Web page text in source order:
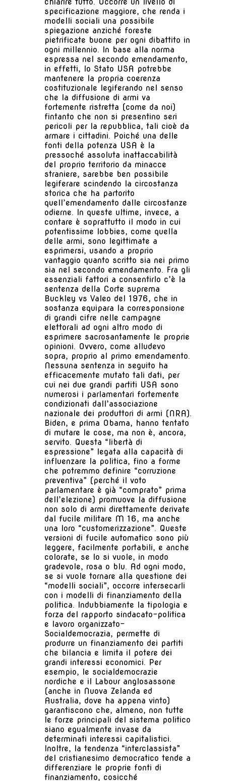
chiarire tutto. Occorre un livello di
specificazione maggiore, che renda i
modelli sociali una possibile
spiegazione anziché foreste
pietrificate buone per ogni dibattito in
ogni millennio. In base alla norma
espressa nel secondo emendamento,
in effetti, lo Stato USA potrebbe
mantenere la propria coerenza
costituzionale legiferando nel senso
che la diffusione di armi va
fortemente ristretta (come da noi)
fintanto che non si presentino seri
pericoli per la repubblica, tali cioè da
armare i cittadini. Poiché una delle
fonti della potenza USA è la
pressoché assoluta inattaccabilità
del proprio territorio da minacce
straniere, sarebbe ben possibile
legiferare scindendo la circostanza
storica che ha partorito
quell’emendamento dalle circostanze
odierne. In queste ultime, invece, a
contare è soprattutto il modo in cui
potentissime lobbies, come quella
delle armi, sono legittimate a
esprimersi, usando a proprio
vantaggio quanto scritto sia nei primo
sia nel secondo emendamento. Fra gli
essenziali fattori a consentirlo c’è la
sentenza della Corte suprema
Buckley vs Valeo del 1976, che in
sostanza equipara la corresponsione
di grandi cifre nelle campagne
elettorali ad ogni altro modo di
esprimere sacrosantamente le proprie
opinioni. Ovvero, come alludevo
sopra, proprio al primo emendamento.
Nessuna sentenza in seguito ha
efficacemente mutato tali dati, per
cui nei due grandi partiti USA sono
numerosi i parlamentari fortemente
condizionati dall’associazione
nazionale dei produttori di armi (NRA).
Biden, e prima Obama, hanno tentato
di mutare le cose, ma non è, ancora,
servito. Questa “libertà di
espressione” legata alla capacità di
influenzare la politica, fino a forme
che potremmo definire “corruzione
preventiva” (perché il voto
parlamentare è già “comprato” prima
dell’elezione) promuove la diffusione
non solo di armi direttamente derivate
dal fucile militare M 16, ma anche
una loro “customerizzazione”. Queste
versioni di fucile automatico sono più
leggere, facilmente portabili, e anche
colorate, se lo si vuole, in modo
gradevole, rosa o blu. Ad ogni modo,
se si vuole tornare alla questione dei
“modelli sociali”, occorre intersecarli
con i modelli di finanziamento della
politica. Indubbiamente la tipologia e
forza del rapporto sindacato-politica
e lavoro organizzato-
Socialdemocrazia, permette di
produrre un finanziamento dei partiti
che bilancia e limita il potere dei
grandi interessi economici. Per
esempio, le socialdemocrazie
nordiche e il Labour anglosassone
(anche in Nuova Zelanda ed
Australia, dove ha appena vinto)
garantiscono che, almeno, non tutte
le forze principali del sistema politico
siano egualmente invase da
determinati interessi capitalistici.
Inoltre, la tendenza “interclassista”
del cristianesimo democratico tende a
differenziare le proprie fonti di
finanziamento, cosicché